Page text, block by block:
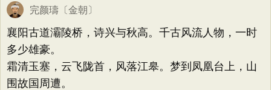
完颜璹 〔金朝〕
襄阳古道灞陵桥，诗兴与秋高。千古风流人物，一时
多少雄豪。
霜清玉塞，云飞陇首，风落江皋。梦到凤凰台上，山
围故国周遭。